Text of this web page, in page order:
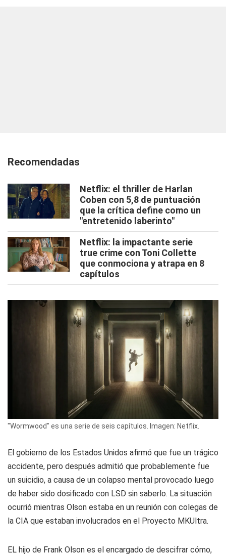
Recomendadas
Netflix: el thriller de Harlan
Coben con 5,8 de puntuación
que la crítica define como un
"entretenido laberinto"
Netflix: la impactante serie
true crime con Toni Collette
que conmociona y atrapa en 8
capítulos
"Wormwood" es una serie de seis capítulos. Imagen: Netflix.
El gobierno de los Estados Unidos afirmó que fue un trágico
accidente, pero después admitió que probablemente fue
un suicidio, a causa de un colapso mental provocado luego
de haber sido dosificado con LSD sin saberlo. La situación
ocurrió mientras Olson estaba en un reunión con colegas de
la CIA que estaban involucrados en el Proyecto MKUltra.
EL hijo de Frank Olson es el encargado de descifrar cómo,